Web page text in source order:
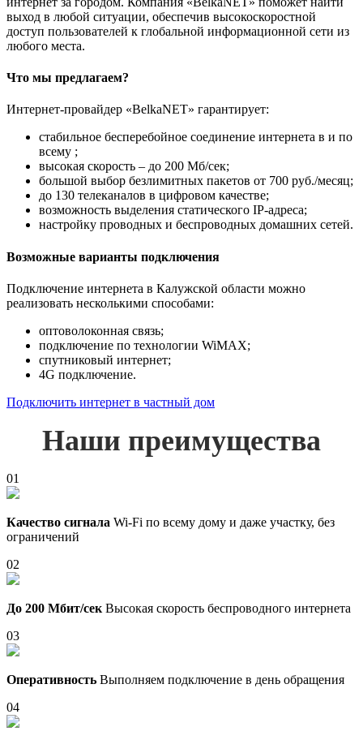
выход в любой ситуации, обеспечив высокоскоростной
доступ пользователей к глобальной информационной сети из
любого места.
Что мы предлагаем?
Интернет-провайдер «BelkaNET» гарантирует:
стабильное бесперебойное соединение интернета в и по
всему ;
высокая скорость – до 200 Мб/сек;
большой выбор безлимитных пакетов от 700 руб./месяц;
до 130 телеканалов в цифровом качестве;
возможность выделения статического IP-адреса;
настройку проводных и беспроводных домашних сетей.
Возможные варианты подключения
Подключение интернета в Калужской области можно
реализовать несколькими способами:
оптоволоконная связь;
подключение по технологии WiMAX;
спутниковый интернет;
4G подключение.
Подключить интернет в частный дом
Наши преимущества
01
Качество сигнала Wi-Fi по всему дому и даже участку, без
ограничений
02
До 200 Мбит/сек Высокая скорость беспроводного интернета
03
Оперативность Выполняем подключение в день обращения
04